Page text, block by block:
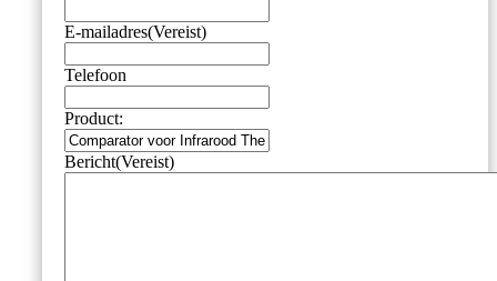
E-mailadres(Vereist)
Telefoon
Product:
Bericht(Vereist)